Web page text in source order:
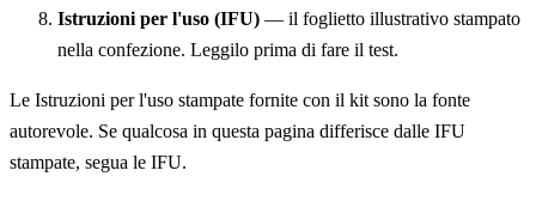
Istruzioni per l'uso (IFU) — il foglietto illustrativo stampato
nella confezione. Leggilo prima di fare il test.
Le Istruzioni per l'uso stampate fornite con il kit sono la fonte
autorevole. Se qualcosa in questa pagina differisce dalle IFU
stampate, segua le IFU.